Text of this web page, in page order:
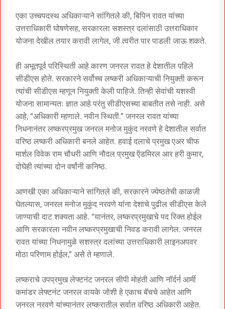
एका उच्चपदस्थ अधिकाऱ्याने सांगितले की, बिपिन रावत यांच्या
उत्तराधिकारी घोषणेसह, सरकारला सशस्त्र दलांसाठी उत्तराधिकार
योजना देखील तयार करावी लागेल, जी त्वरीत पार पाडली जाऊ शकते.
ही अभूतपूर्व परिस्थिती आहे कारण जनरल रावत हे देशातील पहिले
सीडीएस होते. सरकारने सर्वोच्च लष्करी अधिकाऱ्याची नियुक्ती करून
त्यांची सीडीएस म्हणून नियुक्ती केली पाहिजे. तिन्ही सेवांची यशस्वी
योजना सामान्यतः ज्ञात आहे परंतु सीडीएसच्या बाबतीत तसे नाही. असे
आहे, “अधिकारी म्हणाले. नवीन स्थिती.” जनरल रावत यांच्या
निधनानंतर लष्करप्रमुख जनरल मनोज मुकुंद नरवणे हे देशातील सर्वात
वरिष्ठ लष्करी अधिकारी बनले आहेत. हवाई दलाचे प्रमुख एअर चीफ
मार्शल विवेक राम चौधरी आणि नौदल प्रमुख ऍडमिरल आर हरी कुमार,
दोघेही त्यांच्या दोन वर्षांनी कनिष्ठ.
आणखी एका अधिकाऱ्याने सांगितले की, सरकारने ज्येष्ठतेची काळजी
घेतल्यास, जनरल मनोज मुकुंद नरवणे यांना देशाचे पुढील सीडीएस केले
जाण्याची दाट शक्यता आहे. “यानंतर, लष्करप्रमुखाचे पद रिक्त होईल
आणि सरकारला नवीन लष्करप्रमुखाची निवड करावी लागेल. जनरल
रावत यांच्या निधनामुळे सशस्त्र दलांच्या उत्तराधिकारी लाइनअपवर
मोठा परिणाम होईल,” असे ते म्हणाले.
लष्कराचे उपप्रमुख लेफ्टनंट जनरल सीपी मोहंती आणि नॉर्दर्न आर्मी
कमांडर लेफ्टनंट जनरल वायके जोशी हे एकाच बॅचचे आहेत आणि
जनरल नरवणे यांच्यानंतर लष्करातील सर्वात वरिष्ठ अधिकारी आहेत.